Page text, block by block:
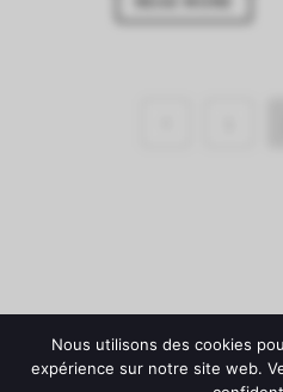
Nous utilisons des cookies
expérience sur notre site web.